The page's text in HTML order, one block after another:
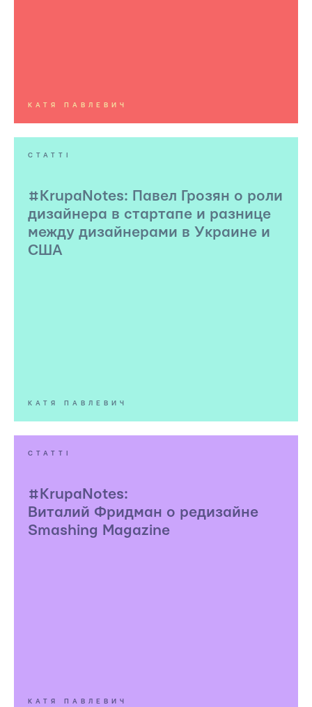
КАТЯ ПАВЛЕВИЧ
СТАТТІ
#KrupaNotes: Павел Грозян о роли
дизайнера в стартапе и разнице
между дизайнерами в Украине и
США
КАТЯ ПАВЛЕВИЧ
СТАТТІ
#KrupaNotes:
Виталий Фридман о редизайне
Smashing Magazine
КАТЯ ПАВЛЕВИЧ